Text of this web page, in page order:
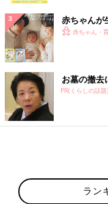
赤ちゃんが
赤ちゃん・
お墓の撤去
PR(くらしの話題)
ラン